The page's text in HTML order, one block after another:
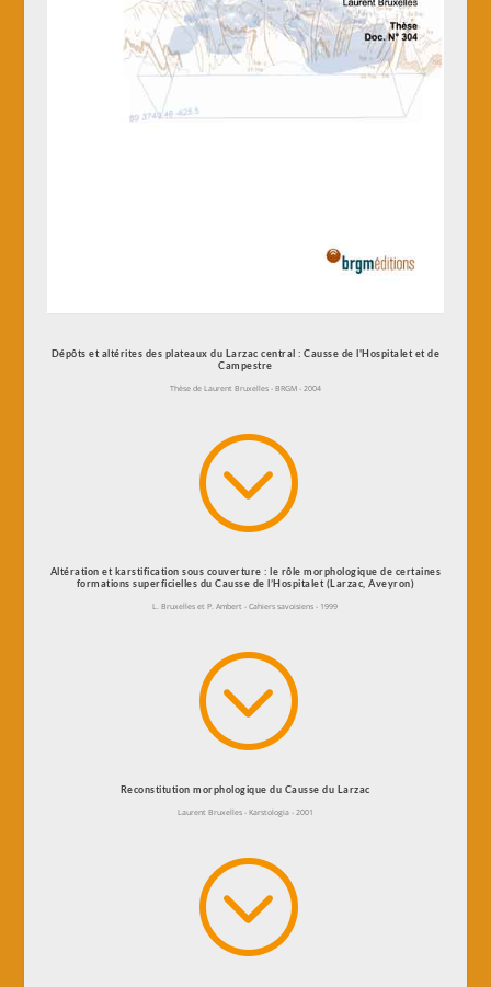
Dépôts et altérites des plateaux du Larzac central : Causse de l'Hospitalet et de
Campestre
Thèse de Laurent Bruxelles - BRGM - 2004
;
Altération et karstification sous couverture : le rôle morphologique de certaines
formations superficielles du Causse de l’Hospitalet (Larzac, Aveyron)
L. Bruxelles et P. Ambert - Cahiers savoisiens - 1999
;
Reconstitution morphologique du Causse du Larzac
Laurent Bruxelles - Karstologia - 2001
;